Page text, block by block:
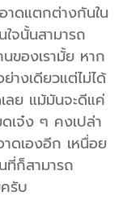
ดแตกต่างกันใน
จนั้นสามารถ
ของเรามั้ย หาก
างเดียวแต่ไม่ได้
ลย แม้มันจะดีแค่
เจ๋ง ๆ คงเปล่า
ดเองอีก เหนื่อย
ที่ก็สามารถ
รับ